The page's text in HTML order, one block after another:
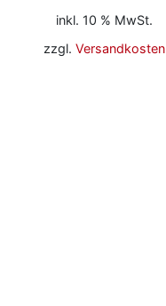
inkl. 10 % MwSt.
zzgl.Versandkosten